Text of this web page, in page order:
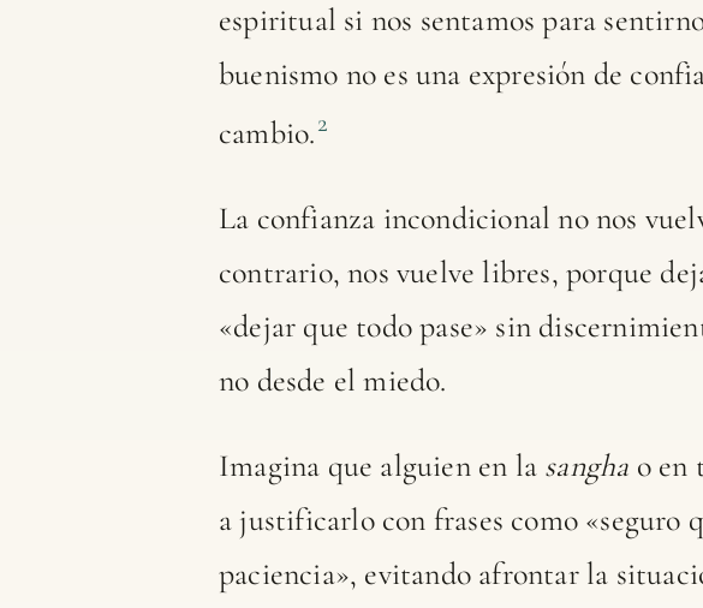
espiritual si nos sentamos para
buenismo no es una expresión de
cambio.2
La confianza incondicional no nos
contrario, nos vuelve libres, porque
«dejar que todo pase» sin
no desde el miedo.
Imagina que alguien en la sangha o en
a justificarlo con frases como «seguro
paciencia», evitando afrontar la